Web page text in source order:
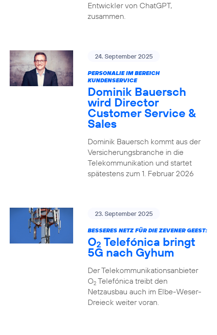
Entwickler von ChatGPT,
zusammen.
24. September 2025
PERSONALIE IM BEREICH
KUNDENSERVICE
Dominik Bauersch
wird Director
Customer Service &
Sales
Dominik Bauersch kommt aus der
Versicherungsbranche in die
Telekommunikation und startet
spätestens zum 1. Februar 2026
23. September 2025
BESSERES NETZ FÜR DIE ZEVENER GEEST:
O2 Telefónica bringt
5G nach Gyhum
Der Telekommunikationsanbieter
O2Telefónica treibt den
Netzausbau auch im Elbe-Weser-
Dreieck weiter voran.